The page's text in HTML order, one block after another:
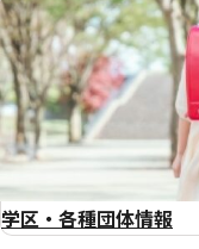
学区・各種団体情報